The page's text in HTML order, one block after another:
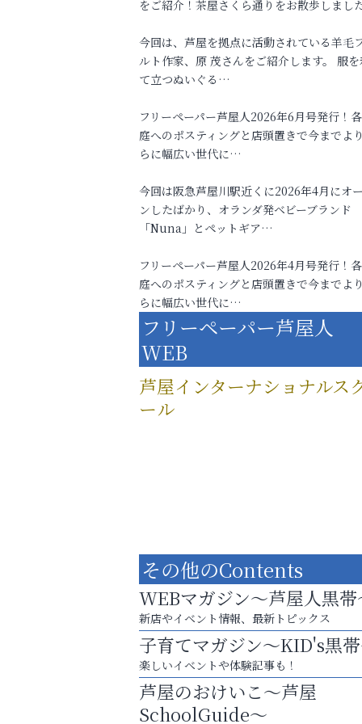
をご紹介！茶屋さくら通りをお散歩しまし
今回は、芦屋を拠点に活動されている羊毛
ルト作家、原 茂さんをご紹介します。 服を
て立つぬいぐる…
フリーペーパー芦屋人2026年6月号発行！
庭へのポスティングと店頭置きで今までよ
らに幅広い世代に…
今回は阪急芦屋川駅近くに2026年4月にオ
ンしたばかり、オランダ発ベビーブランド
「Nuna」とペットギア…
フリーペーパー芦屋人2026年4月号発行！
庭へのポスティングと店頭置きで今までよ
らに幅広い世代に…
フリーペーパー芦屋人
WEB
芦屋インターナショナルス
ール
「この学校に出会えて、本当によかった。
アクイール芦屋店
その他のContents
WEBマガジン～芦屋人黒帯
新店やイベント情報、最新トピックス
子育てマガジン～KID's黒
楽しいイベントや体験記事も！
芦屋のおけいこ～芦屋
SchoolGuide～